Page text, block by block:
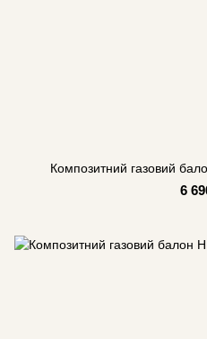
Композитний газовий
6